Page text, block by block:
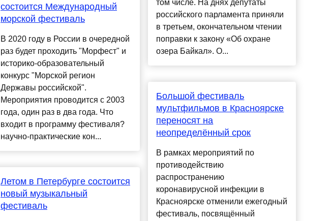
состоится Международный
морской фестиваль
В 2020 году в России в очередной
раз будет проходить "Морфест" и
историко-образовательный
конкурс "Морской регион
Державы российской".
Мероприятия проводится с 2003
года, один раз в два года. Что
входит в программу фестиваля?
научно-практические кон...
Летом в Петербурге состоится
новый музыкальный
фестиваль
том числе. На днях депутаты
российского парламента приняли
в третьем, окончательном чтении
поправки к закону «Об охране
озера Байкал». О...
Большой фестиваль
мультфильмов в Красноярске
переносят на
неопределённый срок
В рамках мероприятий по
противодействию
распространению
коронавирусной инфекции в
Красноярске отменили ежегодный
фестиваль, посвящённый